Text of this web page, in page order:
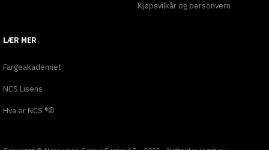
Kjøpsvilkår og personvern
LÆR MER
Fargeakademiet
NCS Lisens
Hva er NCS ®©